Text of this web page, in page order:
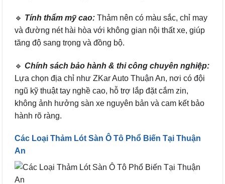
🔹 Tính thẩm mỹ cao: Thảm nên có màu sắc, chỉ may
và đường nét hài hòa với không gian nội thất xe, giúp
tăng độ sang trọng và đồng bộ.
🔹 Chính sách bảo hành & thi công chuyên nghiệp:
Lựa chọn địa chỉ như ZKar Auto Thuận An, nơi có đội
ngũ kỹ thuật tay nghề cao, hỗ trợ lắp đặt cắm zin,
không ảnh hưởng sàn xe nguyên bản và cam kết bảo
hành rõ ràng.
Các Loại Thảm Lót Sàn Ô Tô Phổ Biến Tại Thuận
An